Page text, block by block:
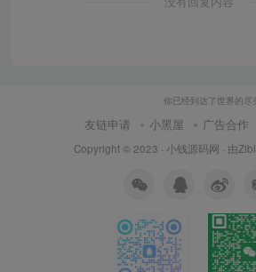
你已经到达了世界的尽
友链申请 小黑屋 广告合作
Copyright © 2023 · 小钱源码网 · 由